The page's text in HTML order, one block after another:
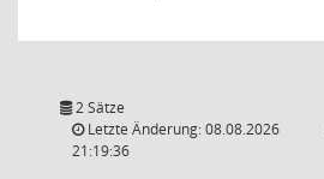
2 Sätze
Letzte Änderung: 08.08.2026
21:19:36